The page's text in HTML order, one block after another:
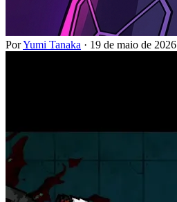
PorYumi Tanaka · 19 de maio de 2026